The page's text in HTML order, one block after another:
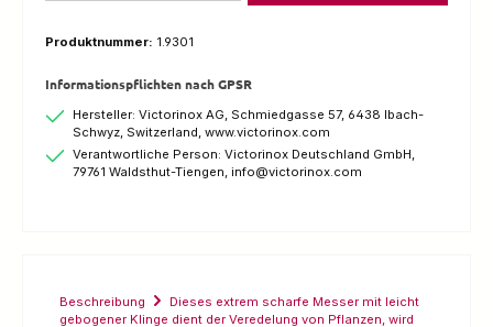
Produktnummer: 1.9301
Informationspflichten nach GPSR
Hersteller: Victorinox AG, Schmiedgasse 57, 6438 Ibach-
Schwyz, Switzerland, www.victorinox.com
Verantwortliche Person: Victorinox Deutschland GmbH,
79761 Waldsthut-Tiengen, info@victorinox.com
Beschreibung
Dieses extrem scharfe Messer mit leicht
gebogener Klinge dient der Veredelung von Pflanzen, wird